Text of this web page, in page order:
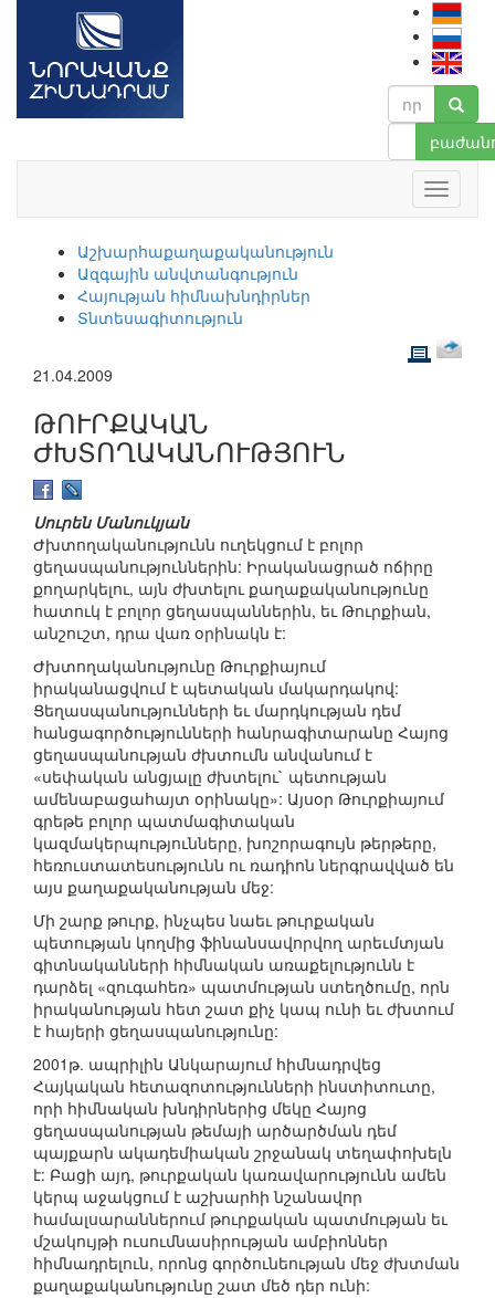
Աշխարհաքաղաքականություն
Ազգային անվտանգություն
Հայության հիմնախնդիրներ
Տնտեսագիտություն
21.04.2009
ԹՈՒՐՔԱԿԱՆ
ԺԽՏՈՂԱԿԱՆՈՒԹՅՈՒՆ
Սուրեն Մանուկյան
Ժխտողականությունն ուղեկցում է բոլոր
ցեղասպանություններին: Իրականացրած ոճիրը
քողարկելու, այն ժխտելու քաղաքականությունը
հատուկ է բոլոր ցեղասպաններին, եւ Թուրքիան,
անշուշտ, դրա վառ օրինակն է:
Ժխտողականությունը Թուրքիայում
իրականացվում է պետական մակարդակով:
Ցեղասպանությունների եւ մարդկության դեմ
հանցագործությունների հանրագիտարանը Հայոց
ցեղասպանության ժխտումն անվանում է
«սեփական անցյալը ժխտելու` պետության
ամենաբացահայտ օրինակը»: Այսօր Թուրքիայում
գրեթե բոլոր պատմագիտական
կազմակերպությունները, խոշորագույն թերթերը,
հեռուստատեսությունն ու ռադիոն ներգրավված են
այս քաղաքականության մեջ:
Մի շարք թուրք, ինչպես նաեւ թուրքական
պետության կողմից ֆինանսավորվող արեւմտյան
գիտնականների հիմնական առաքելությունն է
դարձել «զուգահեռ» պատմության ստեղծումը, որն
իրականության հետ շատ քիչ կապ ունի եւ ժխտում
է հայերի ցեղասպանությունը:
2001թ. ապրիլին Անկարայում հիմնադրվեց
Հայկական հետազոտությունների ինստիտուտը,
որի հիմնական խնդիրներից մեկը Հայոց
ցեղասպանության թեմայի արծարծման դեմ
պայքարն ակադեմիական շրջանակ տեղափոխելն
է: Բացի այդ, թուրքական կառավարությունն ամեն
կերպ աջակցում է աշխարհի նշանավոր
համալսարաններում թուրքական պատմության եւ
մշակույթի ուսումնասիրության ամբիոններ
հիմնադրելուն, որոնց գործունեության մեջ ժխտման
քաղաքականությունը շատ մեծ դեր ունի: